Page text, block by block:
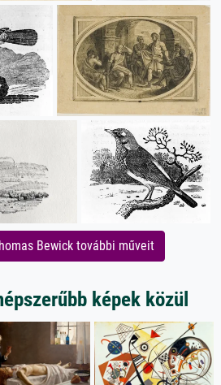
Bewick további műveit
képek közül